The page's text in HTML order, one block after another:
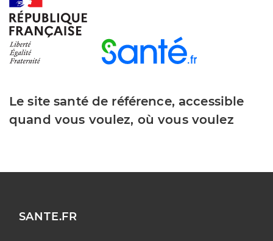
Le site santé de référence, accessible
quand vous voulez, où vous voulez
SANTE.FR